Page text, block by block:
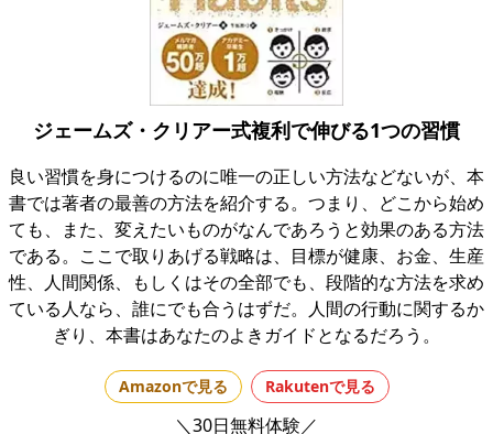
ジェームズ・クリアー式複利で伸びる1つの習慣
良い習慣を身につけるのに唯一の正しい方法などないが、本
書では著者の最善の方法を紹介する。つまり、どこから始め
ても、また、変えたいものがなんであろうと効果のある方法
である。ここで取りあげる戦略は、目標が健康、お金、生産
性、人間関係、もしくはその全部でも、段階的な方法を求め
ている人なら、誰にでも合うはずだ。人間の行動に関するか
ぎり、本書はあなたのよきガイドとなるだろう。
Amazonで見る Rakutenで見る
＼30日無料体験／